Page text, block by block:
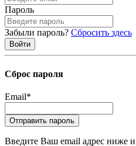
Пароль
Забыли пароль? Сбросить здесь
Сброс пароля
Email*
Введите Ваш email адрес